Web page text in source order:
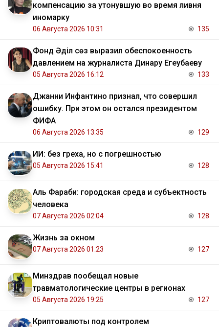
компенсацию за утонувшую во время ливня
иномарку
06 Августа 2026 10:31 135
Фонд Әділ сөз выразил обеспокоенность
давлением на журналиста Динару Егеубаеву
05 Августа 2026 16:12 133
Джанни Инфантино признал, что совершил
ошибку. При этом он остался президентом
ФИФА
06 Августа 2026 13:35 129
ИИ: без греха, но с погрешностью
05 Августа 2026 15:41 128
Аль Фараби: городская среда и субъектность
человека
07 Августа 2026 02:04 128
Жизнь за окном
07 Августа 2026 01:23 127
Минздрав пообещал новые
травматологические центры в регионах
05 Августа 2026 19:25 127
Криптовалюты под контролем